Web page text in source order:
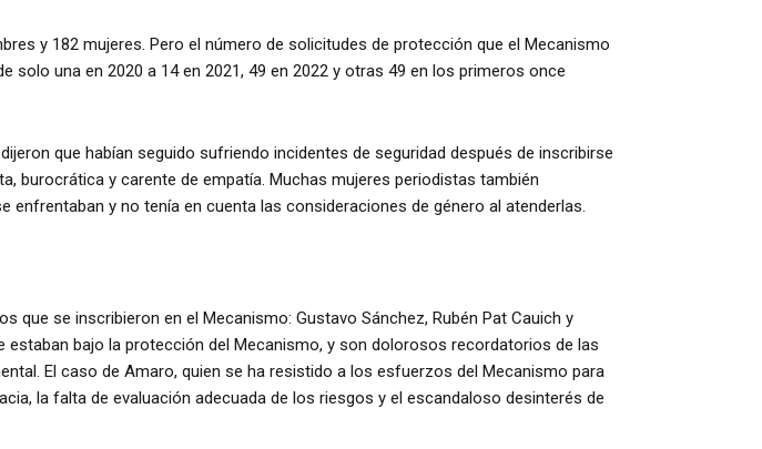
y 182 mujeres. Pero el número de solicitudes de protección que el Mecanismo
una en 2020 a 14 en 2021, 49 en 2022 y otras 49 en los primeros once
que habían seguido sufriendo incidentes de seguridad después de inscribirse
burocrática y carente de empatía. Muchas mujeres periodistas también
y no tenía en cuenta las consideraciones de género al atenderlas.
se inscribieron en el Mecanismo: Gustavo Sánchez, Rubén Pat Cauich y
bajo la protección del Mecanismo, y son dolorosos recordatorios de las
El caso de Amaro, quien se ha resistido a los esfuerzos del Mecanismo para
la falta de evaluación adecuada de los riesgos y el escandaloso desinterés de